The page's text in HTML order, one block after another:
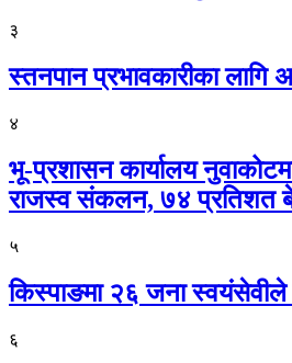
३
स्तनपान प्रभावकारीका लागि
४
भू-प्रशासन कार्यालय
राजस्व संकलन, ७४ प्रतिशत
५
किस्पाङमा २६ जना स्वयंसेवीले
६